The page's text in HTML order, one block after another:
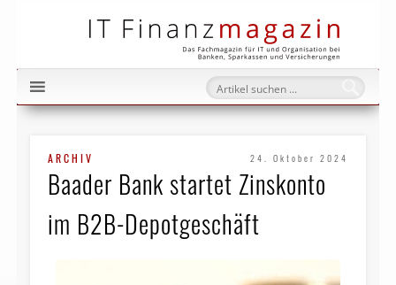
ARCHIV 24. Oktober 2024
Baader Bank startet Zinskonto
im B2B-Depotgeschäft